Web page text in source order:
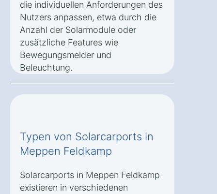
die individuellen Anforderungen des
Nutzers anpassen, etwa durch die
Anzahl der Solarmodule oder
zusätzliche Features wie
Bewegungsmelder und
Beleuchtung.
Typen von Solarcarports in
Meppen Feldkamp
Solarcarports in Meppen Feldkamp
existieren in verschiedenen